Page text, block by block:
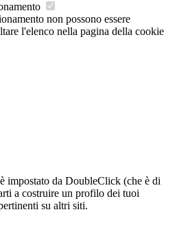
non possono essere
l'elenco nella pagina della cookie
impostato da DoubleClick (che è di
a costruire un profilo dei tuoi
su altri siti.